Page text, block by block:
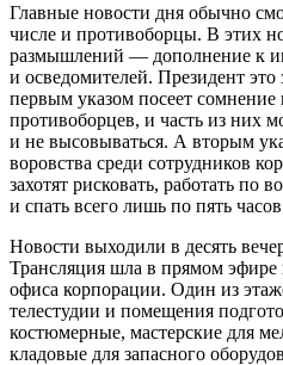
Главные новости дня обычно
числе и противоборцы. В этих
размышлений — дополнение к
и осведомителей. Президент это
первым указом посеет
противоборцев, и часть из них
и не высовываться. А вторым
воровства среди сотрудников
захотят рисковать, работать по
и спать всего лишь по пять
Новости выходили в десять
Трансляция шла в прямом эфире
офиса корпорации. Один из
телестудии и помещения
костюмерные, мастерские для
кладовые для запасного